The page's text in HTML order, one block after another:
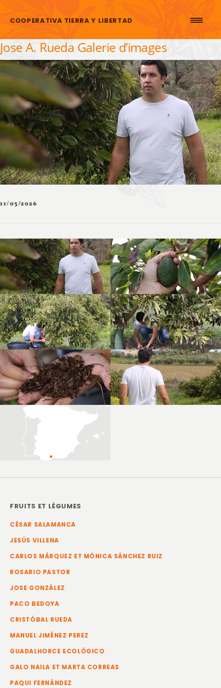
COOPERATIVA TIERRA Y LIBERTAD
Jose A. Rueda Galerie d’images
11/03/2026
FRUITS ET LÉGUMES
CÉSAR SALAMANCA
JESÚS VILLENA
CARLOS MÁRQUEZ ET MÓNICA SÁNCHEZ RUIZ
ROSARIO PASTOR
JOSE GONZÁLEZ
PACO BEDOYA
CRISTÓBAL RUEDA
MANUEL JIMÉNEZ PEREZ
GUADALHORCE ECOLÓGICO
GALO NAILA ET MARTA CORREAS
PAQUI FERNÁNDEZ